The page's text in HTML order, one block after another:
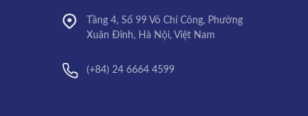
Tầng 4, Số 99 Võ Chí Công, Phường
Xuân Đỉnh, Hà Nội, Việt Nam
(+84) 24 6664 4599